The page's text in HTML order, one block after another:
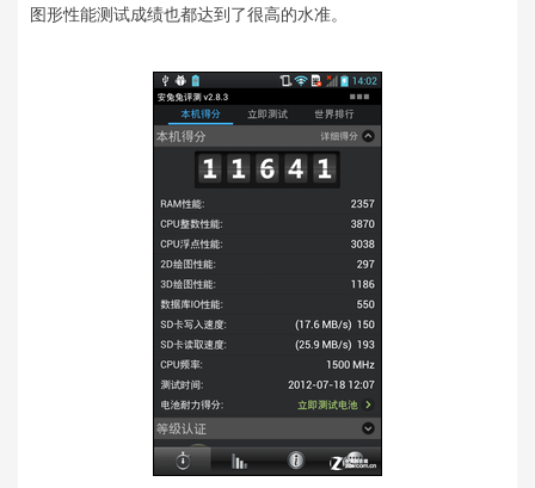
图形性能测试成绩也都达到了很高的水准。